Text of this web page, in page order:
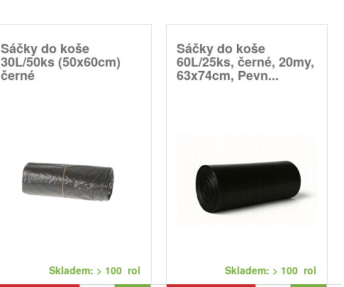
Sáčky do koše
30L/50ks (50x60cm)
černé
Skladem: > 100 rol
Sáčky do koše
60L/25ks, černé, 20my,
63x74cm, Pevn...
Skladem: > 100 rol